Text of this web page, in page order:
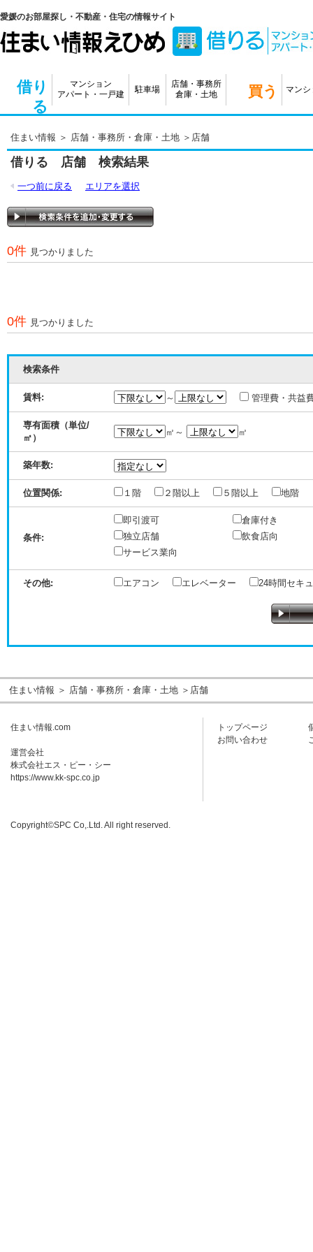
愛媛のお部屋探し・不動産・住宅の情報サイト
借り
る
マンション
アパート・一戸建
駐車場
店舗・事務所
倉庫・土地
買う マンシ
住まい情報 ＞ 店舗・事務所・倉庫・土地 ＞店舗
借りる 店舗 検索結果
一つ前に戻る エリアを選択
0件 見つかりました
0件 見つかりました
検索条件
賃料: ～ 管理費・共益
専有面積（単位/
㎡）
㎡～ ㎡
築年数:
位置関係: １階 ２階以上 ５階以上 地階
条件:
即引渡可
倉庫付き
独立店舗
飲食店向
サービス業向
その他: エアコン エレベーター 24時間セキ
住まい情報 ＞ 店舗・事務所・倉庫・土地＞店舗
住まい情報.com
運営会社
株式会社エス・ピー・シー
https://www.kk-spc.co.jp
Copyright©SPC Co,.Ltd. All right reserved.
トップページ
お問い合わせ